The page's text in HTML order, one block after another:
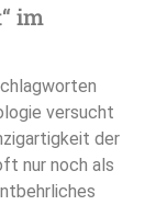
im
versucht
der
nur noch als